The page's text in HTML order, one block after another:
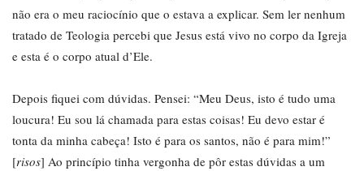
não era o meu raciocínio que o estava a explicar. Sem ler nenhum
tratado de Teologia percebi que Jesus está vivo no corpo da Igreja
e esta é o corpo atual d’Ele.
Depois fiquei com dúvidas. Pensei: “Meu Deus, isto é tudo uma
loucura! Eu sou lá chamada para estas coisas! Eu devo estar é
tonta da minha cabeça! Isto é para os santos, não é para mim!”
[risos] Ao princípio tinha vergonha de pôr estas dúvidas a um